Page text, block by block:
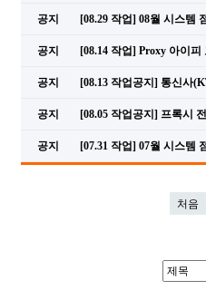
공지 [08.29 작업] 08월 시스템
공지 [08.14 작업] Proxy 아이
공지 [08.13 작업공지] 통신사
공지 [08.05 작업공지] 프록시
공지 [07.31 작업] 07월 시스템
처음